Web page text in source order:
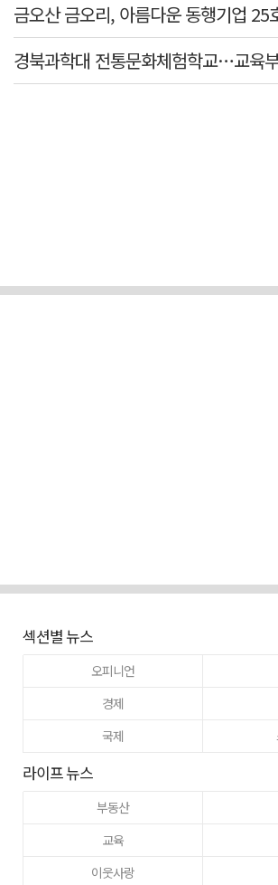
금오산 금오리, 아름다운 동행기업 25
섹션별 뉴스
오피니언
경제
국제
라이프 뉴스
부동산
교육
이웃사랑